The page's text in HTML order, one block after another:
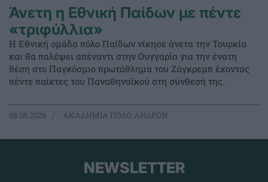
Άνετη η Εθνική Παίδων με πέντε
«τριφύλλια»
Η Εθνική ομάδα πόλο Παίδων νίκησε άνετα την Τουρκία
και θα παλέψει απέναντι στην Ουγγαρία για την ένατη
θέση στο Παγκόσμιο πρωτάθλημα του Ζάγκρεμπ έχοντας
πέντε παίκτες του Παναθηναϊκού στη σύνθεσή της.
08.08.2026 ΑΚΑΔΗΜΙΑ ΠΟΛΟ ΑΝΔΡΩΝ
NEWSLETTER